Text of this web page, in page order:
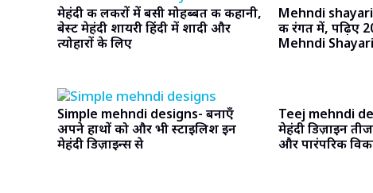
मेहंदी की लकीरों में बसी मोहब्बत की कहानी,
बेस्ट मेहंदी शायरी हिंदी में शादी और
त्योहारों के लिए
Mehndi shayari
की रंगत में, पढ़िए
Mehndi
Simple mehndi designs- बनाएँ
अपने हाथों को और भी स्टाइलिश इन
मेहंदी डिज़ाइन्स से
Teej mehndi
मेहंदी डिज़ाइन
और पारंपरिक